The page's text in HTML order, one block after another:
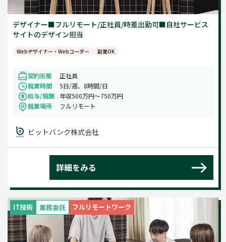
デザイナー■フルリモート/正社員/時差出勤可■自社サービス
サイトのデザイン担当
Webデザイナー・Webコーダー 副業OK
契約形態
正社員
就業時間
5日/週、8時間/日
給与/報酬
年収500万円～750万円
就業場所
フルリモート
ビットバンク株式会社
詳細をみる
IT技術 業務委託 フルリモートワーク